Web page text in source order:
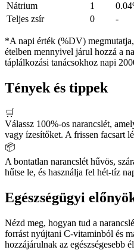
Nátrium
1
Teljes zsír
0 -
*A napi érték (%DV)
ételben mennyivel járul hozzá a
táplálkozási tanácsokhoz napi
Tények és tippek
🛒
Válassz 100%-os narancslét,
vagy ízesítőket. A frissen facsart
📦
A bontatlan narancslét hűvös,
hűtse le, és használja fel hét-tíz
Egészségügyi
Nézd meg, hogyan tud a
forrást nyújtani C-vitaminból és
hozzájárulnak az egészségesebb